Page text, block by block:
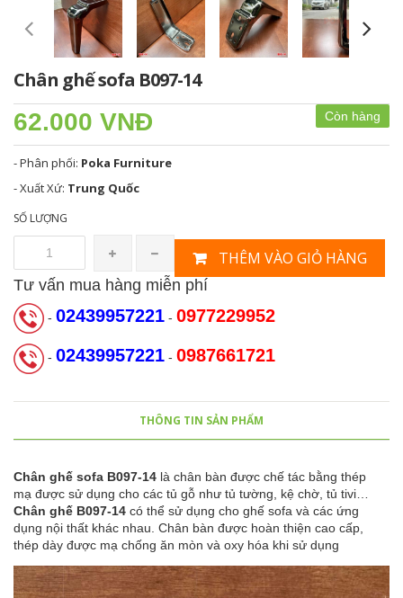
Chân ghế sofa B097-14
Còn hàng
62.000 VNĐ
- Phân phối: Poka Furniture
- Xuất Xứ: Trung Quốc
SỐ LƯỢNG
THÊM VÀO GIỎ HÀNG
Tư vấn mua hàng miễn phí
- 02439957221 - 0977229952
- 02439957221 - 0987661721
THÔNG TIN SẢN PHẨM
Chân ghế sofa B097-14 là chân bàn được chế tác bằng thép
mạ được sử dụng cho các tủ gỗ như tủ tường, kệ chờ, tủ tivi…
Chân ghế B097-14 có thể sử dụng cho ghế sofa và các ứng
dụng nội thất khác nhau. Chân bàn được hoàn thiện cao cấp,
thép dày được mạ chống ăn mòn và oxy hóa khi sử dụng